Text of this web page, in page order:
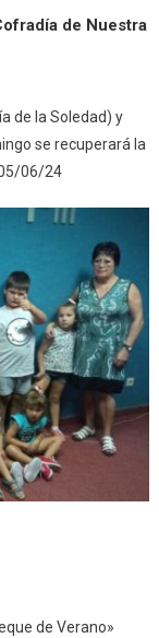
de Nuestra
de la Soledad) y
se recuperará la
06/24
de Verano»